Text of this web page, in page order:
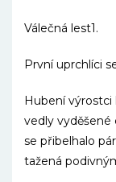
Válečná lest1.
První uprchlíci
Hubení výrostci
vedly vyděšené
se přibelhalo
tažená